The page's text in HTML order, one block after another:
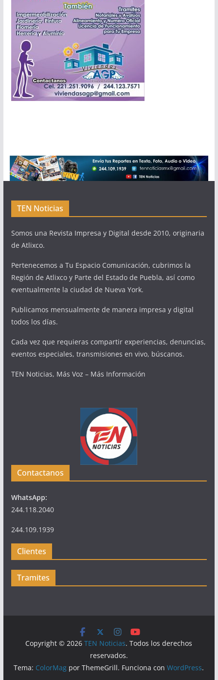
TEN Noticias
Somos una Revista Impresa y Digital desde 2010, originaria
de Atlixco.
Pertenecemos a Tu Espacio Comunicación, cubrimos la
Región de Atlixco y Parte del Estado de Puebla, así como
eventualmente la ciudad de Nueva York.
Publicamos mensualmente de manera impresa y digital
todos los días.
Cada vez que requieras compartir experiencias, denuncias,
eventos especiales, transmisiones en vivo, búscanos.
TEN Noticias, Más Voz – Más Información
Contactanos
WhatsApp:
244.118.2040
244.109.1939
Clientes
Tramites
Copyright © 2026TEN Noticias. Todos los derechos
reservados.
Tema: ColorMag por ThemeGrill. Funciona conWordPress.